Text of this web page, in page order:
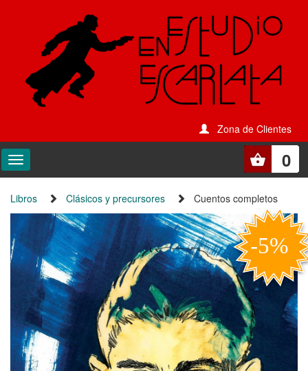
Zona de Clientes
0
Libros Clásicos y precursores Cuentos completos